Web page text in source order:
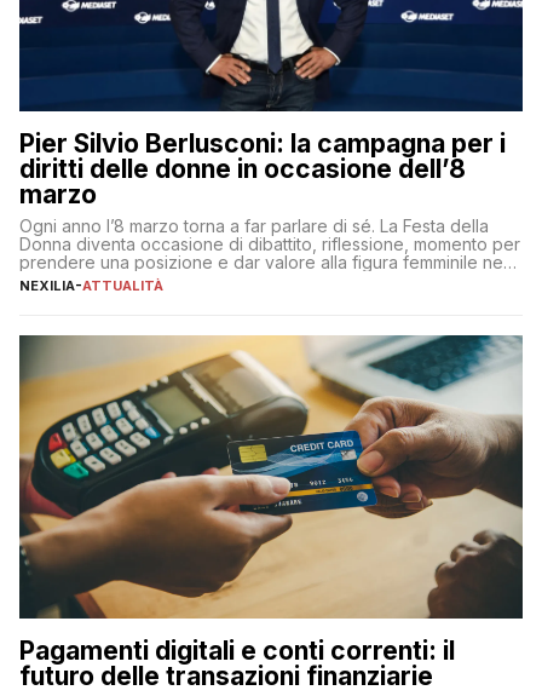
Pier Silvio Berlusconi: la campagna per i
diritti delle donne in occasione dell’8
marzo
Ogni anno l’8 marzo torna a far parlare di sé. La Festa della
Donna diventa occasione di dibattito, riflessione, momento per
prendere una posizione e dar valore alla figura femminile nella
sua complessità e crucialità. A lanciare un messaggio “forte e
NEXILIA-ATTUALITÀ
Pagamenti digitali e conti correnti: il
futuro delle transazioni finanziarie